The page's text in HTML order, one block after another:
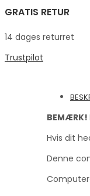
GRATIS RETUR
14 dages returret
Trustpilot
BEMÆRK!
Hvis dit
Denne